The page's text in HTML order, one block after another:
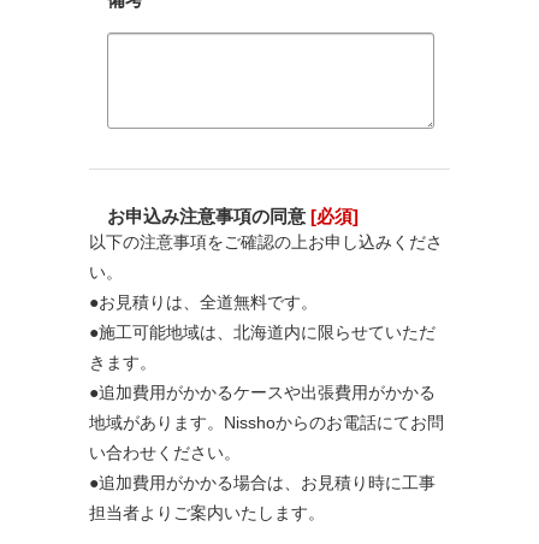
お申込み注意事項の同意 [必須]
以下の注意事項をご確認の上お申し込みくださ
い。
●お見積りは、全道無料です。
●施工可能地域は、北海道内に限らせていただ
きます。
●追加費用がかかるケースや出張費用がかかる
地域があります。Nisshoからのお電話にてお問
い合わせください。
●追加費用がかかる場合は、お見積り時に工事
担当者よりご案内いたします。